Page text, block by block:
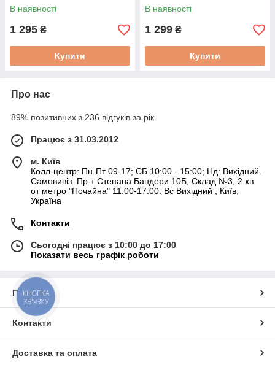
В наявності
1 295 ₴
Купити
В наявності
1 299 ₴
Купити
Про нас
89% позитивних з 236 відгуків за рік
Працює з 31.03.2012
м. Київ
Колл-центр: Пн-Пт 09-17; СБ 10:00 - 15:00; Нд: Вихідний.
Самовивіз: Пр-т Степана Бандери 10Б, Склад №3, 2 хв.
от метро "Почайна" 11:00-17:00. Вс Вихідний , Київ,
Україна
Контакти
Сьогодні працює з 10:00 до 17:00
Показати весь графік роботи
Про нас
Контакти
Доставка та оплата
КНОПКА
ЗВ'ЯЗКУ